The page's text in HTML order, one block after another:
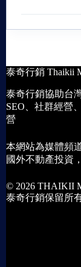
泰奇行銷 Thaikii
泰奇行銷協助台
SEO、社群經營
營
本網站為媒體頻
國外不動產投資
© 2026 THAIKII
泰奇行銷保留所